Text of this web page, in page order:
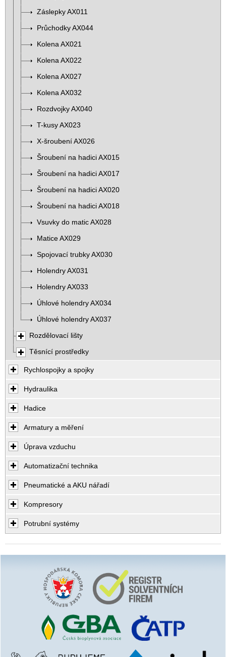
Záslepky AX011
Průchodky AX044
Kolena AX021
Kolena AX022
Kolena AX027
Kolena AX032
Rozdvojky AX040
T-kusy AX023
X-šroubení AX026
Šroubení na hadici AX015
Šroubení na hadici AX017
Šroubení na hadici AX020
Šroubení na hadici AX018
Vsuvky do matic AX028
Matice AX029
Spojovací trubky AX030
Holendry AX031
Holendry AX033
Úhlové holendry AX034
Úhlové holendry AX037
Rozdělovací lišty
Těsnící prostředky
Rychlospojky a spojky
Hydraulika
Hadice
Armatury a měření
Úprava vzduchu
Automatizační technika
Pneumatické a AKU nářadí
Kompresory
Potrubní systémy